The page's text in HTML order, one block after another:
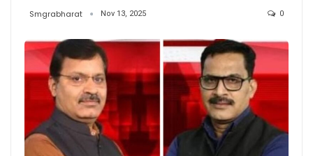
Smgrabharat Nov 13, 2025 0